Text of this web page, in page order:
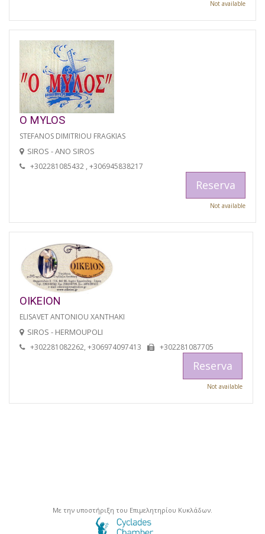
Not available
O MYLOS
STEFANOS DIMITRIOU FRAGKIAS
SIROS - ANO SIROS
+302281085432 , +306945838217
Reserva
Not available
OIKEION
ELISAVET ANTONIOU XANTHAKI
SIROS - HERMOUPOLI
+302281082262, +306974097413 +302281087705
Reserva
Not available
Με την υποστήριξη του Επιμελητηρίου Κυκλάδων.